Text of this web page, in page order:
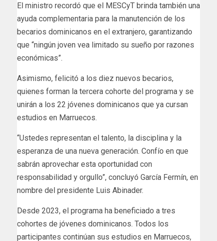
El ministro recordó que el MESCyT brinda también una
ayuda complementaria para la manutención de los
becarios dominicanos en el extranjero, garantizando
que “ningún joven vea limitado su sueño por razones
económicas”.
Asimismo, felicitó a los diez nuevos becarios,
quienes forman la tercera cohorte del programa y se
unirán a los 22 jóvenes dominicanos que ya cursan
estudios en Marruecos.
“Ustedes representan el talento, la disciplina y la
esperanza de una nueva generación. Confío en que
sabrán aprovechar esta oportunidad con
responsabilidad y orgullo”, concluyó García Fermín, en
nombre del presidente Luis Abinader.
Desde 2023, el programa ha beneficiado a tres
cohortes de jóvenes dominicanos. Todos los
participantes continúan sus estudios en Marruecos,